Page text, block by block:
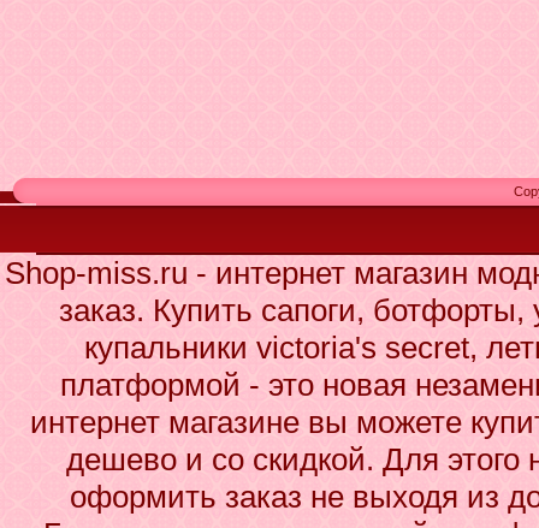
Shop-miss.ru - интернет магазин
заказ. Купить сапоги,
купальники victoria's secret,
платформой - это новая
интернет магазине вы можете
дешево и со скидкой. Для этого
оформить заказ не выходя из